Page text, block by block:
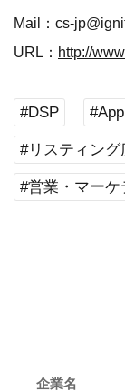
Mail：cs-
URL： http://
#DSP
#リスティング
#営業・マー
企業名